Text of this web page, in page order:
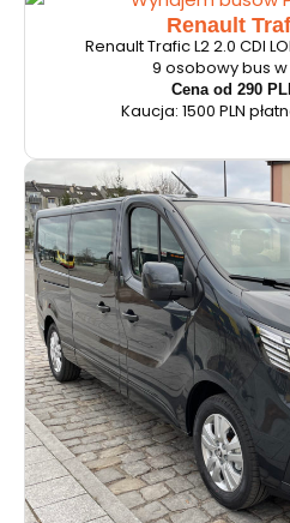
Renault
Renault Trafic L2 2.0 CDI
9 osobowy bus w
Cena od 290
Kaucja: 1500 PLN